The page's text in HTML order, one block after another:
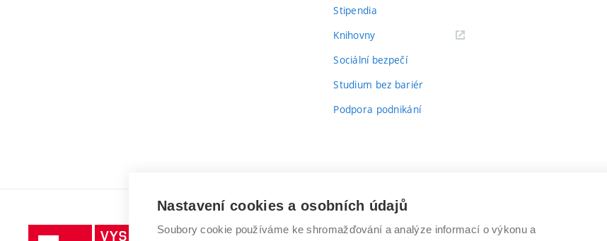
Stipendia
Knihovny(externí
Sociální bezpečí
Studium bez bariér
Podpora podnikání
Vysoké VYSOKÉ UČENÍ TECHNICKÉ V BRNĚ
Nastavení cookies a osobních údajů
Soubory cookie používáme ke shromažďování a analýze informací o výkonu a